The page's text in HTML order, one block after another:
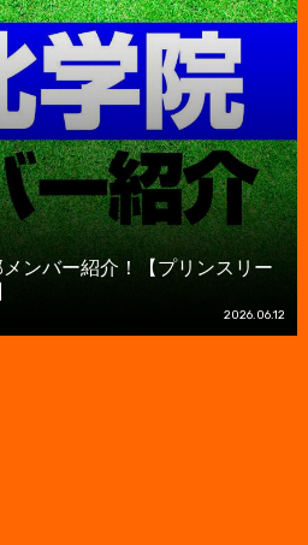
ンバー紹介！【プリンスリー
2026.06.12